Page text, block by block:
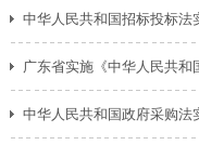
中华人民共和国招标投标法
广东省实施《中华人民共和
中华人民共和国政府采购法